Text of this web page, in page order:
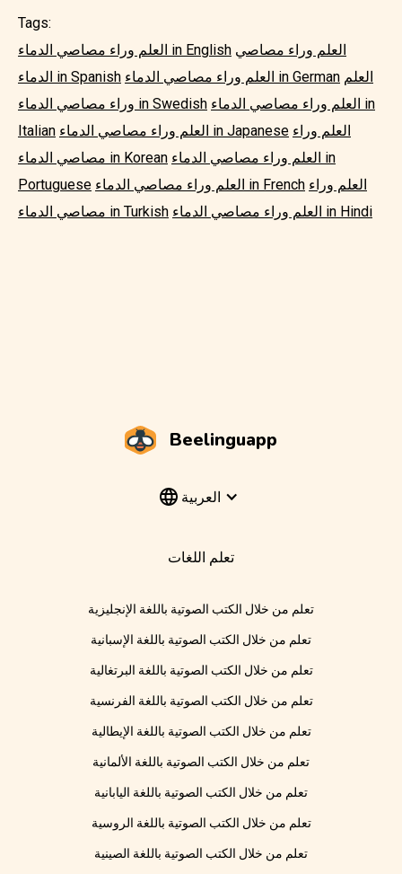
Tags:
العلم وراء مصاصي الدماء in English العلم وراء مصاصي
الدماء in Spanish
العلم وراء مصاصي الدماء in German العلم
وراء مصاصي الدماء in Swedish العلم وراء مصاصي الدماء in
Italian
العلم وراء مصاصي الدماء in Japanese العلم وراء
مصاصي الدماء in Korean العلم وراء مصاصي الدماء in
Portuguese
العلم وراء مصاصي الدماء in French العلم وراء
مصاصي الدماء in Turkish
العلم وراء مصاصي الدماء in Hindi
Beelinguapp
العربية
تعلم اللغات
تعلم من خلال الكتب الصوتية باللغة الإنجليزية
تعلم من خلال الكتب الصوتية باللغة الإسبانية
تعلم من خلال الكتب الصوتية باللغة البرتغالية
تعلم من خلال الكتب الصوتية باللغة الفرنسية
تعلم من خلال الكتب الصوتية باللغة الإيطالية
تعلم من خلال الكتب الصوتية باللغة الألمانية
تعلم من خلال الكتب الصوتية باللغة اليابانية
تعلم من خلال الكتب الصوتية باللغة الروسية
تعلم من خلال الكتب الصوتية باللغة الصينية